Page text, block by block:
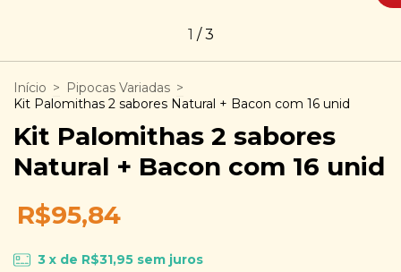
1 /3
Início > Pipocas Variadas >
Kit Palomithas 2 sabores Natural + Bacon com 16 unid
Kit Palomithas 2 sabores
Natural + Bacon com 16 unid
R$95,84
3 x de R$31,95 sem juros